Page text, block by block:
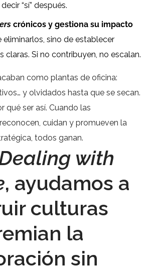
“sí” después.
crónicos y gestiona su impacto
eliminarlos, sino de establecer
claras. Si no contribuyen, no escalan.
como plantas de oficina:
y olvidados hasta que se secan.
qué ser así. Cuando las
cuidan y promueven la
todos ganan.
with
, ayudamos a
culturas
la
sin